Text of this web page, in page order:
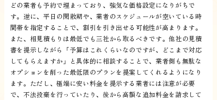
どの業者も予約で埋まっており、強気な価格設定になりがちで
す。逆に、平日の閑散期や、業者のスケジュールが空いている時
間帯を指定することで、割引を引き出せる可能性が高まります。
また、相見積もりは最低でも三社から取るべきです。他社の見積
書を提示しながら「予算はこれくらいなのですが、どこまで対応
してもらえますか」と具体的に相談することで、業者側も無駄な
オプションを削った最低限のプランを提案してくれるようになり
ます。ただし、極端に安い料金を提示する業者には注意が必要
で、不法投棄を行っていたり、後から高額な追加料金を請求して